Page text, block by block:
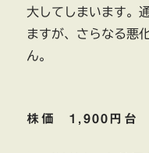
大してしまいます。
ますが、さらなる悪
ん。
株価 1,900円台